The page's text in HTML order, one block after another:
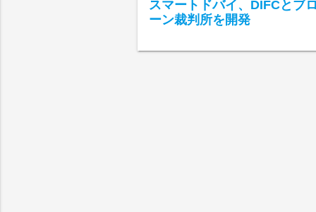
スマートドバイ、DIFCとブ
ーン裁判所を開発